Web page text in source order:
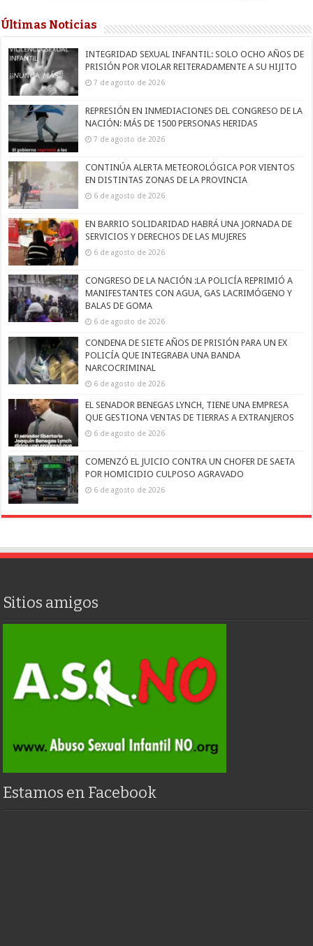
Últimas Noticias
INTEGRIDAD SEXUAL INFANTIL: SOLO OCHO AÑOS DE
PRISIÓN POR VIOLAR REITERADAMENTE A SU HIJITO
7 de agosto de 2026
REPRESIÓN EN INMEDIACIONES DEL CONGRESO DE LA
NACIÓN: MÁS DE 1500 PERSONAS HERIDAS
7 de agosto de 2026
CONTINÚA ALERTA METEOROLÓGICA POR VIENTOS
EN DISTINTAS ZONAS DE LA PROVINCIA
6 de agosto de 2026
EN BARRIO SOLIDARIDAD HABRÁ UNA JORNADA DE
SERVICIOS Y DERECHOS DE LAS MUJERES
6 de agosto de 2026
CONGRESO DE LA NACIÓN :LA POLICÍA REPRIMIÓ A
MANIFESTANTES CON AGUA, GAS LACRIMÓGENO Y
BALAS DE GOMA
6 de agosto de 2026
CONDENA DE SIETE AÑOS DE PRISIÓN PARA UN EX
POLICÍA QUE INTEGRABA UNA BANDA
NARCOCRIMINAL
6 de agosto de 2026
EL SENADOR BENEGAS LYNCH, TIENE UNA EMPRESA
QUE GESTIONA VENTAS DE TIERRAS A EXTRANJEROS
6 de agosto de 2026
COMENZÓ EL JUICIO CONTRA UN CHOFER DE SAETA
POR HOMICIDIO CULPOSO AGRAVADO
6 de agosto de 2026
Sitios amigos
Estamos en Facebook